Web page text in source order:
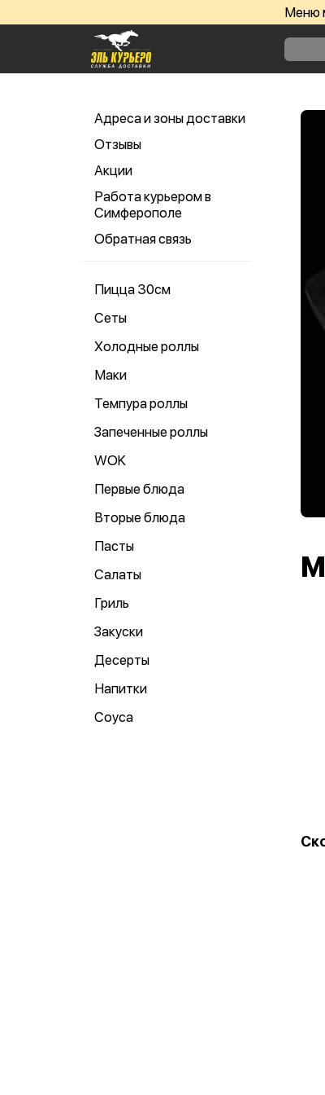
Меню
Адреса и зоны доставки
Отзывы
Акции
Работа курьером в
Симферополе
Обратная связь
Пицца 30см
Сеты
Холодные роллы
Маки
Темпура роллы
Запеченные роллы
WOK
Первые блюда
Вторые блюда
Пасты
Салаты
Гриль
Закуски
Десерты
Напитки
Соуса